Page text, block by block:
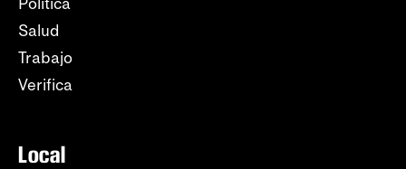
Salud
Trabajo
Verifica
Local